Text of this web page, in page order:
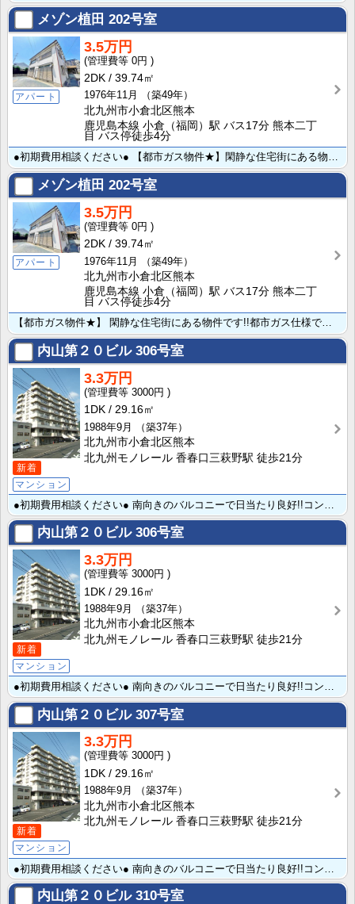
メゾン植田 202号室
アパート
3.5万円
0円
2DK
39.74㎡
1976年11月
（築49年）
北九州市小倉北区熊本
鹿児島本線 小倉（福岡）駅 バス17分 熊本二丁
目 バス停徒歩4分
●初期費用相談ください● 【都市ガス物件★】閑静な住宅街にある物件です!!都市ガス仕様で月々の光熱費･･･
メゾン植田 202号室
アパート
3.5万円
0円
2DK
39.74㎡
1976年11月
（築49年）
北九州市小倉北区熊本
鹿児島本線 小倉（福岡）駅 バス17分 熊本二丁
目 バス停徒歩4分
【都市ガス物件★】 閑静な住宅街にある物件です!!都市ガス仕様で月々の光熱費を抑えて入居できます！荷･･･
内山第２０ビル306号室
新着
マンション
3.3万円
3000円
1DK
29.16㎡
1988年9月
（築37年）
北九州市小倉北区熊本
北九州モノレール 香春口三萩野駅 徒歩21分
内山第２０ビル306号室
新着
マンション
3.3万円
3000円
1DK
29.16㎡
1988年9月
（築37年）
北九州市小倉北区熊本
北九州モノレール 香春口三萩野駅 徒歩21分
内山第２０ビル307号室
新着
マンション
3.3万円
3000円
1DK
29.16㎡
1988年9月
（築37年）
北九州市小倉北区熊本
北九州モノレール 香春口三萩野駅 徒歩21分
内山第２０ビル310号室